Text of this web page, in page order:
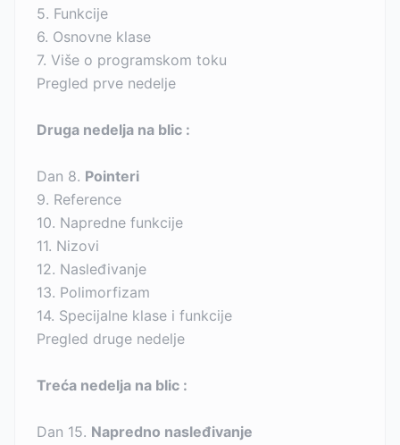
5. Funkcije
6. Osnovne klase
7. Više o programskom toku
Pregled prve nedelje
Druga nedelja na blic :
Dan 8. Pointeri
9. Reference
10. Napredne funkcije
11. Nizovi
12. Nasleđivanje
13. Polimorfizam
14. Specijalne klase i funkcije
Pregled druge nedelje
Treća nedelja na blic :
Dan 15. Napredno nasleđivanje